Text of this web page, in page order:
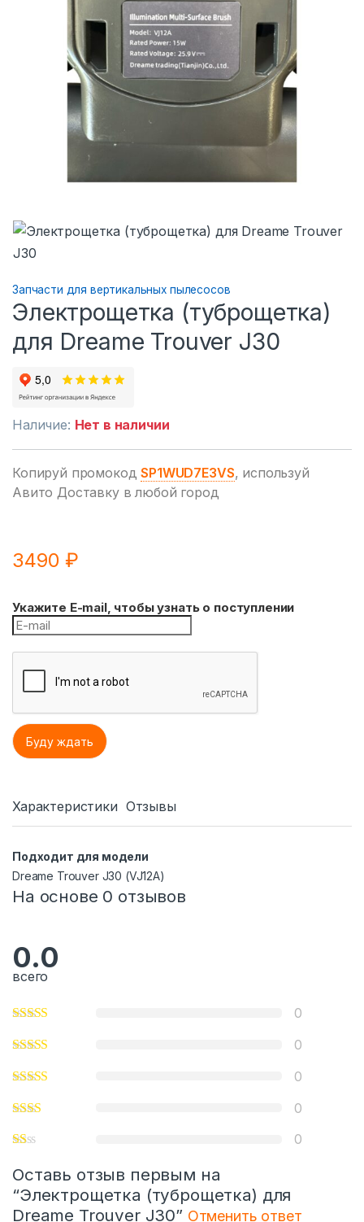
Запчасти для вертикальных пылесосов
Электрощетка (туброщетка)
для Dreame Trouver J30
Наличие: Нет в наличии
Копируй промокодSP1WUD7E3VS, используй
Авито Доставку в любой город
3490₽
Укажите E-mail, чтобы узнать о поступлении
Характеристики Отзывы
Подходит для модели
Dreame Trouver J30 (VJ12A)
На основе 0 отзывов
0.0
всего
0
0
0
0
0
Оставь отзыв первым на
“Электрощетка (туброщетка) для
Dreame Trouver J30” Отменить ответ